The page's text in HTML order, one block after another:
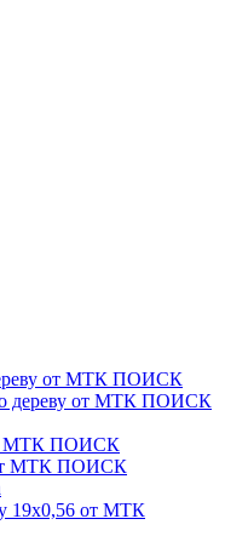
от МТК ПОИСК
дереву от МТК ПОИСК
МТК ПОИСК
от МТК ПОИСК
19х0,56 от МТК